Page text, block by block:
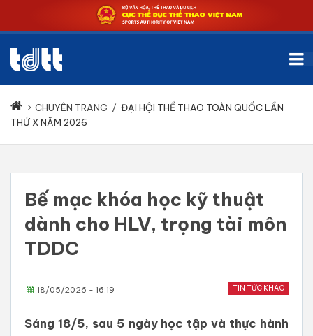
CHUYÊN TRANG / ĐẠI HỘI THỂ THAO TOÀN QUỐC LẦN
THỨ X NĂM 2026
Bế mạc khóa học kỹ thuật
dành cho HLV, trọng tài môn
TDDC
TIN TỨC KHÁC
18/05/2026 - 16:19
Sáng 18/5, sau 5 ngày học tập và thực hành